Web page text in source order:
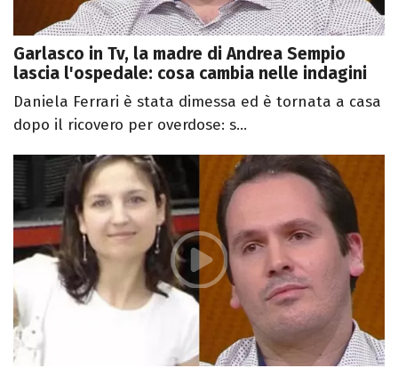
Garlasco in Tv, la madre di Andrea Sempio
lascia l'ospedale: cosa cambia nelle indagini
Daniela Ferrari è stata dimessa ed è tornata a casa
dopo il ricovero per overdose: s...